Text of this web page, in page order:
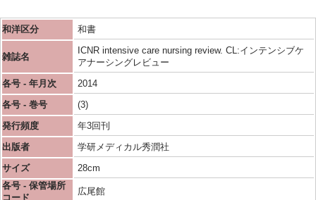
和洋区分 和書
雑誌名
ICNR intensive care nursing review. CL:インテンシブケ
アナーシングレビュー
各号 - 年月次
2014
各号 - 巻号
(3)
発行頻度
年3回刊
出版者
学研メディカル秀潤社
サイズ
28cm
各号 - 保管場所
コード
広尾館